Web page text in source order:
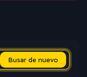
Busar de nuevo